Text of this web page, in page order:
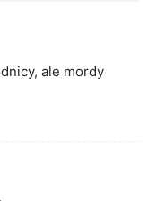
ale mordy